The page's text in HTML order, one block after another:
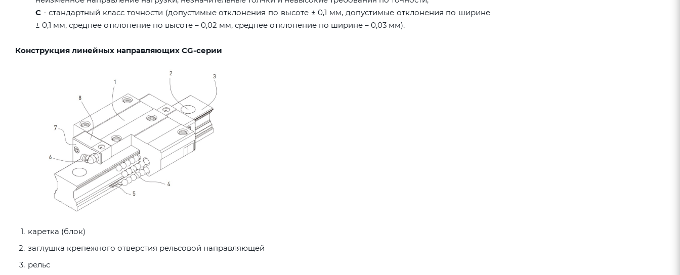
C - стандартный класс точности (допустимые отклонения по высоте ± 0,1 мм, допустимые отклонения по ширине
± 0,1 мм, среднее отклонение по высоте – 0,02 мм, среднее отклонение по ширине – 0,03 мм).
Конструкция линейных направляющих CG-серии
каретка (блок)
заглушка крепежного отверстия рельсовой направляющей
рельс